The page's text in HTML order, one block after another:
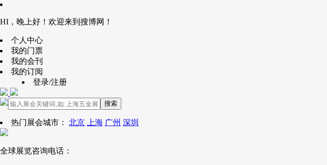
HI，晚上好！欢迎来到搜博网！
个人中心
我的门票
我的会刊
我的订阅
登录/注册
搜索
热门展会城市： 北京 上海 广州 深圳
全球展览咨询电话：